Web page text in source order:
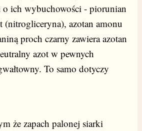
o ich wybuchowości - piorunian
azotan amonu
proch czarny zawiera azotan
azot w pewnych
To samo dotyczy
że zapach palonej siarki